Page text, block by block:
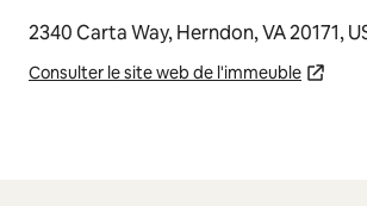
2340 Carta Way, Herndon, VA 20171,
Consulter le site web de l'immeuble